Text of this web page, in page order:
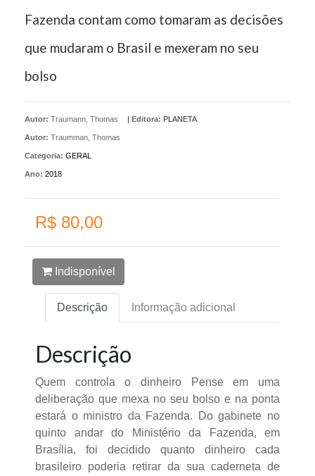
Fazenda contam como tomaram as decisões
que mudaram o Brasil e mexeram no seu
bolso
Autor: Traumann, Thomas
Autor: Traumman, Thomas
| Editora: PLANETA
Categoria: GERAL
Ano: 2018
R$ 80,00
Indisponível
Descrição Informação adicional
Descrição
Quem controla o dinheiro Pense em uma
deliberação que mexa no seu bolso e na ponta
estará o ministro da Fazenda. Do gabinete no
quinto andar do Ministério da Fazenda, em
Brasília, foi decidido quanto dinheiro cada
brasileiro poderia retirar da sua caderneta de